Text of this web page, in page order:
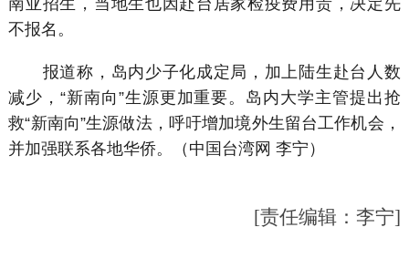
不报名。
报道称，岛内少子化成定局，加上陆生赴台人数
减少，“新南向”生源更加重要。岛内大学主管提出抢
救“新南向”生源做法，呼吁增加境外生留台工作机会，
并加强联系各地华侨。（中国台湾网 李宁）
[责任编辑：李宁]